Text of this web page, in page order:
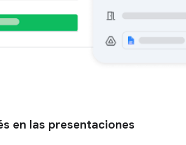
en las presentaciones